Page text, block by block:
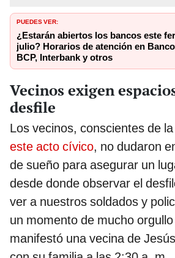
PUEDES VER:
¿Estarán abiertos los bancos este
julio? Horarios de atención en
BCP, Interbank y otros
Vecinos exigen
desfile
Los vecinos, conscientes de la
este acto cívico, no dudaron
de sueño para asegurar un
desde donde observar el
ver a nuestros soldados y
un momento de mucho
manifestó una vecina de